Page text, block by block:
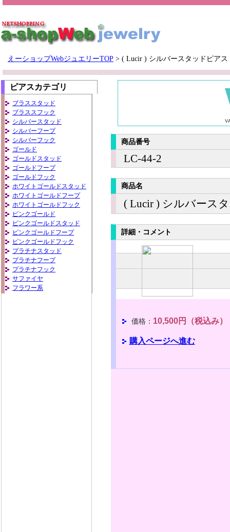
えーショップWebジュエリーTOP > ( Lucir ) シルバースタッドピアス
ピアスカテゴリ
ブラススタッド
ブラススフック
シルバースタッド
シルバーフープ
シルバーフック
ゴールド
ゴールドスタッド
ゴールドフープ
ゴールドフック
ホワイトゴールドスタッド
ホワイトゴールドフープ
ホワイトゴールドフック
ピンクゴールド
ピンクゴールドスタッド
ピンクゴールドフープ
ピンクゴールドフック
プラチナスタッド
プラチナフープ
プラチナフック
サファイヤ
フラワー系
商品番号
LC-44-2
商品名
( Lucir ) シルバース
詳細・コメント
価格： 10,500円（税込み）
購入ページへ進む